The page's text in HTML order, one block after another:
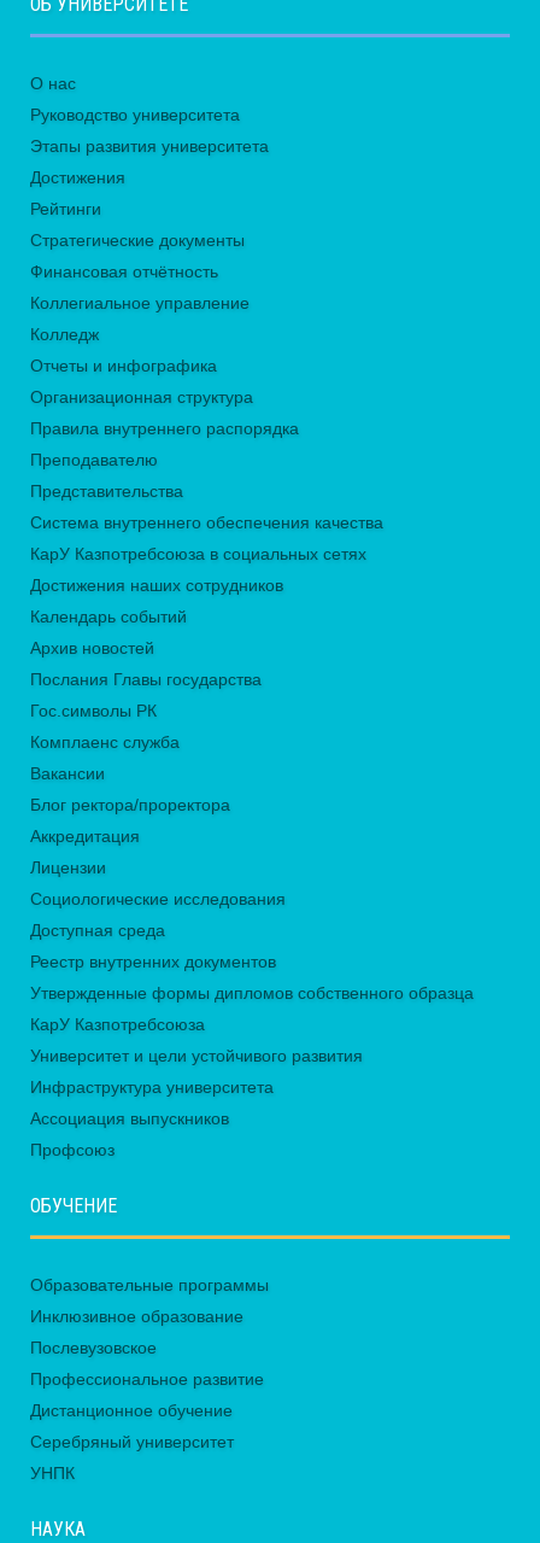
О нас
Руководство университета
Этапы развития университета
Достижения
Рейтинги
Стратегические документы
Финансовая отчётность
Коллегиальное управление
Колледж
Отчеты и инфографика
Организационная структура
Правила внутреннего распорядка
Преподавателю
Представительства
Система внутреннего обеспечения качества
КарУ Казпотребсоюза в социальных сетях
Достижения наших сотрудников
Календарь событий
Архив новостей
Послания Главы государства
Гос.символы РК
Комплаенс служба
Вакансии
Блог ректора/проректора
Аккредитация
Лицензии
Социологические исследования
Доступная среда
Реестр внутренних документов
Утвержденные формы дипломов собственного образца
КарУ Казпотребсоюза
Университет и цели устойчивого развития
Инфраструктура университета
Ассоциация выпускников
Профсоюз
ОБУЧЕНИЕ
Образовательные программы
Инклюзивное образование
Послевузовское
Профессиональное развитие
Дистанционное обучение
Серебряный университет
УНПК
НАУКА